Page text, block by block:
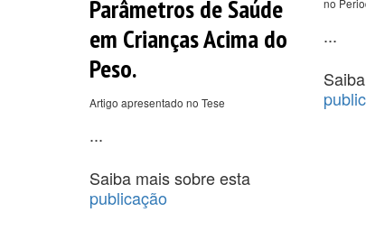
Parâmetros de Saúde
em Crianças Acima do
Peso.
Artigo apresentado no Tese
...
Saiba mais sobre esta
publicação
...